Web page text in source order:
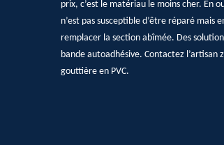
prix, c’est le matériau le moins cher. En
n’est pas susceptible d’être réparé mais
remplacer la section abîmée. Des
bande autoadhésive. Contactez
gouttière en PVC.